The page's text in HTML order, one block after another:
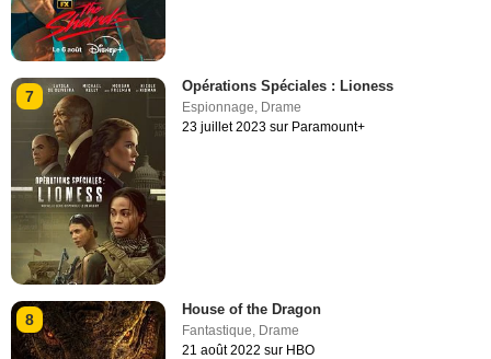
7
Opérations Spéciales : Lioness
Espionnage, Drame
23 juillet 2023 sur Paramount+
8
House of the Dragon
Fantastique Drame
21 août 2022 sur HBO